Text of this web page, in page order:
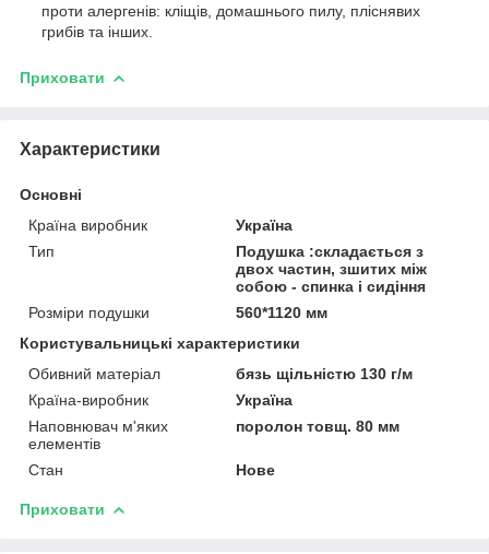
проти алергенів: кліщів, домашнього пилу, пліснявих
грибів та інших.
Приховати
Характеристики
Основні
Країна виробник
Україна
Тип
Подушка :складається з
двох частин, зшитих між
собою - спинка і сидіння
Розміри подушки
560*1120 мм
Користувальницькі характеристики
Обивний матеріал
бязь щільністю 130 г/м
Країна-виробник
Україна
Наповнювач м'яких
елементів
поролон товщ. 80 мм
Стан Нове
Приховати